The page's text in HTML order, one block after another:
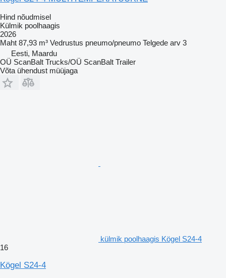
Hind nõudmisel
Külmik poolhaagis
2026
Maht 87,93 m³ Vedrustus pneumo/pneumo Telgede arv 3
Eesti, Maardu
OÜ ScanBalt Trucks/OÜ ScanBalt Trailer
Võta ühendust müüjaga
külmik poolhaagis Kögel S24-4
16
Kögel S24-4